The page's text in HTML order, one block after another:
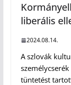
liberális
2024.08.14.
A szlovák
tüntetést